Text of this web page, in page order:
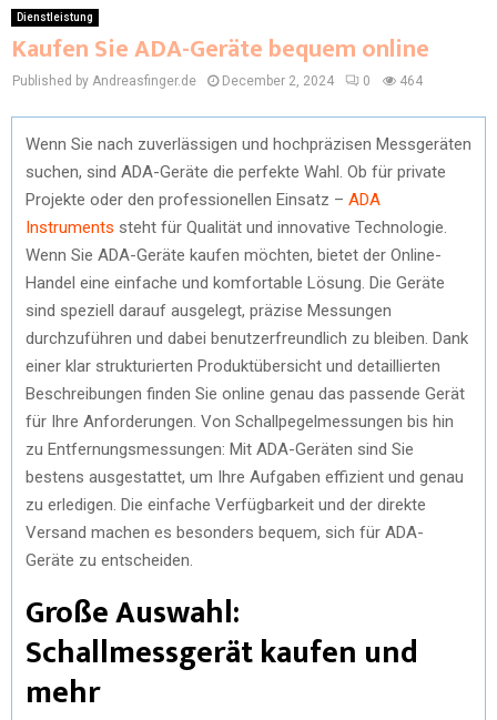
Dienstleistung
Kaufen Sie ADA-Geräte bequem online
Published by Andreasfinger.de December 2, 2024 0 464
Wenn Sie nach zuverlässigen und hochpräzisen Messgeräten
suchen, sind ADA-Geräte die perfekte Wahl. Ob für private
Projekte oder den professionellen Einsatz – ADA
Instruments steht für Qualität und innovative Technologie.
Wenn Sie ADA-Geräte kaufen möchten, bietet der Online-
Handel eine einfache und komfortable Lösung. Die Geräte
sind speziell darauf ausgelegt, präzise Messungen
durchzuführen und dabei benutzerfreundlich zu bleiben. Dank
einer klar strukturierten Produktübersicht und detaillierten
Beschreibungen finden Sie online genau das passende Gerät
für Ihre Anforderungen. Von Schallpegelmessungen bis hin
zu Entfernungsmessungen: Mit ADA-Geräten sind Sie
bestens ausgestattet, um Ihre Aufgaben effizient und genau
zu erledigen. Die einfache Verfügbarkeit und der direkte
Versand machen es besonders bequem, sich für ADA-
Geräte zu entscheiden.
Große Auswahl:
Schallmessgerät kaufen und
mehr